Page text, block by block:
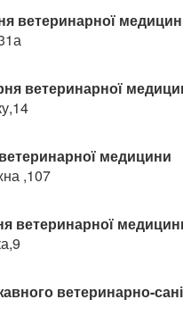
ветеринарної
ветеринарної
медицини
,107
ветеринарної
ветеринарно-